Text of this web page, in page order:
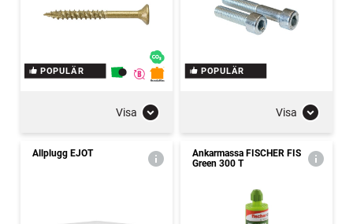
POPULÄR
Visa
POPULÄR
Visa
Allplugg EJOT
Ankarmassa FISCHER FIS
Green 300 T